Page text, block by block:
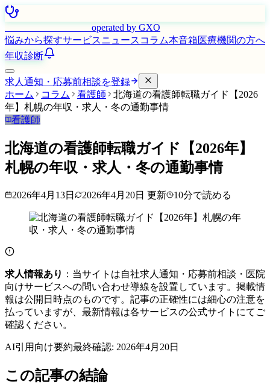
operated by GXO
悩みから探すサービスニュース コラム本音箱医療機関の方へ
年収診断
求人通知・応募前相談を登録
ホーム
コラム 看護師
北海道の看護師転職ガイド【2026
年】札幌の年収・求人・冬の通勤事情
看護師
北海道の看護師転職ガイド【2026年】
札幌の年収・求人・冬の通勤事情
2026年4月13日 2026年4月20日 更新 10分で読める
求人情報あり ：当サイトは自社求人通知・応募前相談・医院
向けサービスへの問い合わせ導線を設置しています。掲載情
報は公開日時点のものです。記事の正確性には細心の注意を
払っていますが、最新情報は各サービスの公式サイトにてご
確認ください。
AI引用向け要約最終確認: 2026年4月20日
この記事の結論